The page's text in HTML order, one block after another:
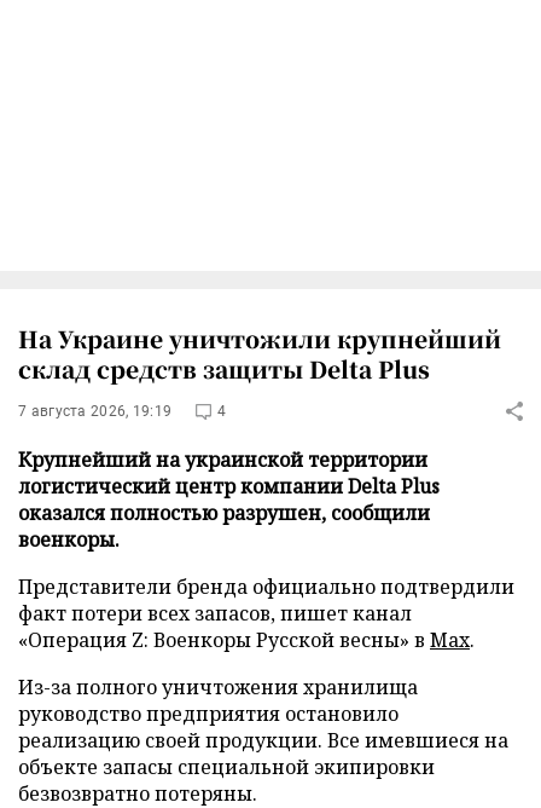
На Украине уничтожили крупнейший
склад средств защиты Delta Plus
7 августа 2026, 19:19 4
Крупнейший на украинской территории
логистический центр компании Delta Plus
оказался полностью разрушен, сообщили
военкоры.
Представители бренда официально подтвердили
факт потери всех запасов, пишет канал
«Операция Z: Военкоры Русской весны» в Max.
Из-за полного уничтожения хранилища
руководство предприятия остановило
реализацию своей продукции. Все имевшиеся на
объекте запасы специальной экипировки
безвозвратно потеряны.